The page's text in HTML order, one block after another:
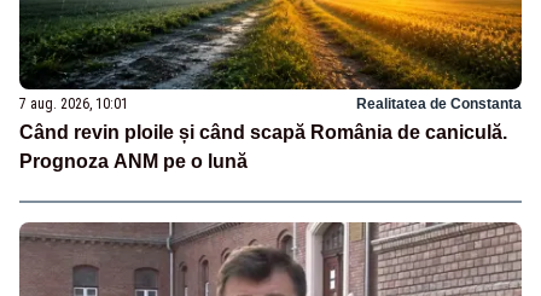
7 aug. 2026, 10:01 Realitatea de Constanta
Când revin ploile și când scapă România de caniculă.
Prognoza ANM pe o lună